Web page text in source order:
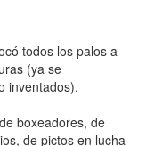
todos los palos a
(ya se
inventados).
boxeadores, de
de pictos en lucha